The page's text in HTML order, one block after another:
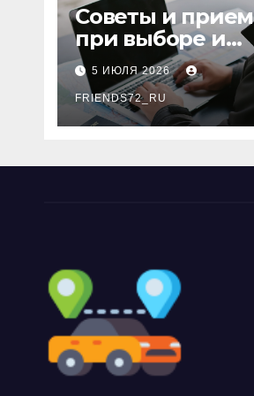
Советы и
при выборе и
бронировании
авиабилетов
5 ИЮЛЯ 2026
FRIENDS72_RU